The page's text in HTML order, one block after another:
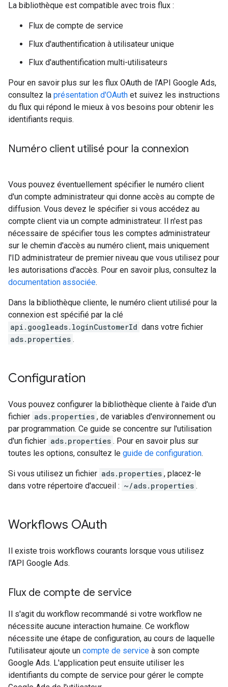
La bibliothèque est compatible avec trois flux :
Flux de compte de service
Flux d'authentification à utilisateur unique
Flux d'authentification multi-utilisateurs
Pour en savoir plus sur les flux OAuth de l'API Google Ads,
consultez la présentation d'OAuth et suivez les instructions
du flux qui répond le mieux à vos besoins pour obtenir les
identifiants requis.
Numéro client utilisé pour la connexion
Vous pouvez éventuellement spécifier le numéro client
d'un compte administrateur qui donne accès au compte de
diffusion. Vous devez le spécifier si vous accédez au
compte client via un compte administrateur. Il n'est pas
nécessaire de spécifier tous les comptes administrateur
sur le chemin d'accès au numéro client, mais uniquement
l'ID administrateur de premier niveau que vous utilisez pour
les autorisations d'accès. Pour en savoir plus, consultez la
documentation associée.
Dans la bibliothèque cliente, le numéro client utilisé pour la
connexion est spécifié par la clé
api.googleads.loginCustomerId dans votre fichier
ads.properties .
Configuration
Vous pouvez configurer la bibliothèque cliente à l'aide d'un
fichier ads.properties , de variables d'environnement ou
par programmation. Ce guide se concentre sur l'utilisation
d'un fichier ads.properties . Pour en savoir plus sur
toutes les options, consultez le guide de configuration.
Si vous utilisez un fichier ads.properties , placez-le
dans votre répertoire d'accueil : ~/ads.properties .
Workflows OAuth
Il existe trois workflows courants lorsque vous utilisez
l'API Google Ads.
Flux de compte de service
Il s'agit du workflow recommandé si votre workflow ne
nécessite aucune interaction humaine. Ce workflow
nécessite une étape de configuration, au cours de laquelle
l'utilisateur ajoute un compte de service à son compte
Google Ads. L'application peut ensuite utiliser les
identifiants du compte de service pour gérer le compte